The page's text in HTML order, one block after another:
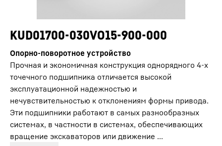
KUD01700-030VO15-900-000
Опорно-поворотное устройство
Прочная и экономичная конструкция однорядного 4-х
точечного подшипника отличается высокой
эксплуатационной надежностью и
нечувствительностью к отклонениям формы привода.
Эти подшипники работают в самых разнообразных
системах, в частности в системах, обеспечивающих
вращение экскаваторов или движение ...